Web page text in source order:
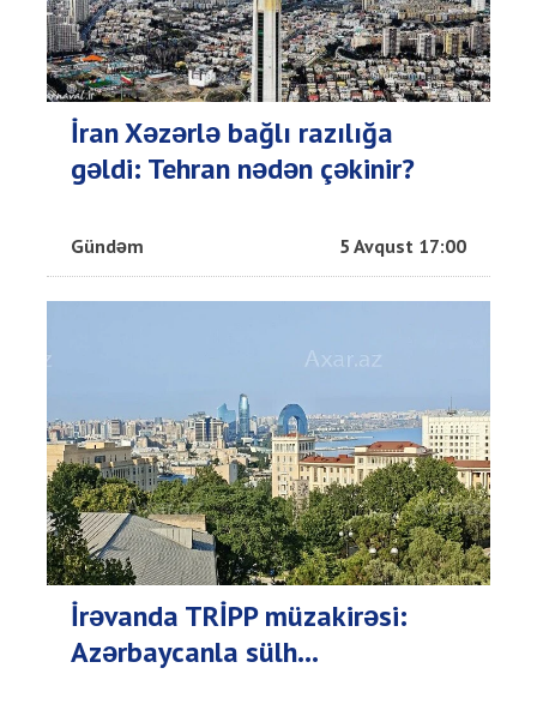
İran Xəzərlə bağlı razılığa
gəldi: Tehran nədən çəkinir?
Gündəm 5 Avqust 17:00
İrəvanda TRİPP müzakirəsi:
Azərbaycanla sülh...